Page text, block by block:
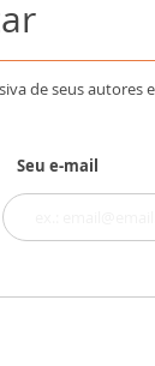
de seus autores
Seu e-mail